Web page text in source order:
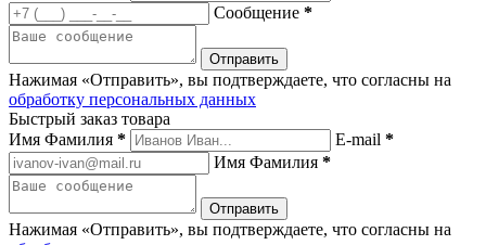
Сообщение *
Нажимая «Отправить», вы подтверждаете, что согласны на
обработку персональных данных
Быстрый заказ товара
Имя Фамилия * E-mail *
Имя Фамилия *
Нажимая «Отправить», вы подтверждаете, что согласны на